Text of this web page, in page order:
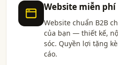
Website miễn phí
Website chuẩn B2B
của bạn — thiết kế,
sóc. Quyền lợi tặng
cáo.